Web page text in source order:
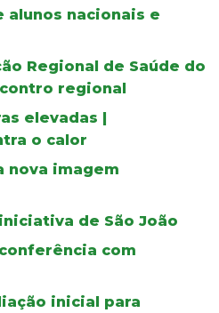
alunos nacionais e
Regional de Saúde do
regional
elevadas |
o calor
nova imagem
de São João
com
inicial para